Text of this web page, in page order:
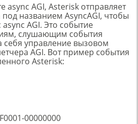
async AGI, Asterisk отправляет
названием AsyncAGI, чтобы
AGI. Это событие
слушающим события
себя управление вызовом
AGI. Вот пример события
Asterisk:
00000000